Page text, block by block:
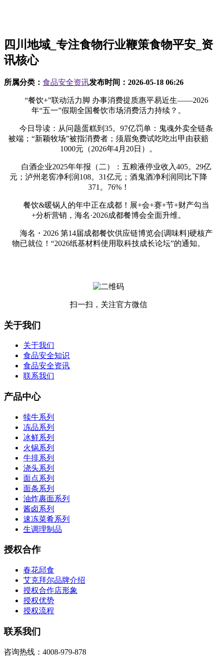
四川地域_专注食物行业鞭策食物平安_资
讯核心
所属分类： 食品安全资讯发布时间： 2026-05-18 06:26
“餐饮+”联动活力脚 办事消费提质惠平易近生——2026
年“五一”假期全国餐饮市场消费活力持续？。
今日导读：从问题蛋糕到35。97亿罚单：鬼魂外卖全链条
被端；“新颖牧场”被指消费者；须眉免费试吃吃出甲由获赔
1000元（2026年4月20日）。
白酒企业2025年年报（二）：五粮液停业收入405。29亿
元；泸州老窖净利润108。31亿元；酒鬼酒净利润同比下降
371。76%！
餐饮&暖锅人的年中正在成都！展+会+赛+节+财产勾当
+分析营销，海名·2026成都餐博会全面升维。
海名・2026 第14届成都餐饮供应链博览会[调味料]硬核产
物已就位！“2026纸基材料使用取科技成长论坛”的通知。
扫一扫，关注官方微信
关于我们
关于我们
食品安全知识
食品安全资讯
联系我们
产品中心
犊牛系列
冻品系列
冰鲜系列
火锅系列
牛排系列
浇头系列
面点系列
面条系列
油炸裹面系列
酱卤系列
速冻菜肴系列
生调理制品
授权合作
春花邱食
艾克拜尔品牌介绍
授权合作店形象
授权优势
授权流程
联系我们
咨询热线：4008-979-878